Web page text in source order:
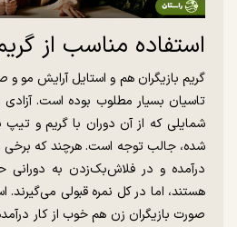
استفاده مناسب از
گریم بازیگران هم و استایل آرایش
شمایلی که از آن دوران با گریم و تیپ
شده، جالب توجه است. هرچند که برخی
درآمده و در فلاش‌بک‌زدن به دورانی
هستند، اما در کل نمره قبولی می‌گیرند.
صورت بازیگران زن هم خوب از کار